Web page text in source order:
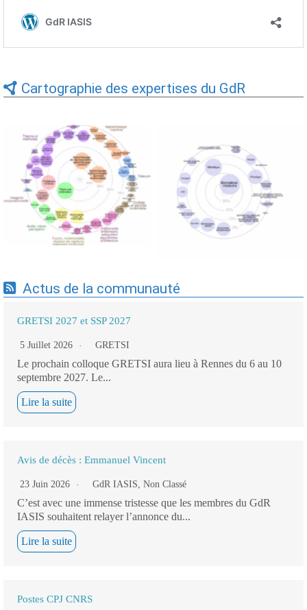
Cartographie des expertises du GdR
Expertises du GdR -
cartographie par Axes -
19/09/2025
Expertises du GdR -
cartographie par mots-clés
applicatifs - 19/09/2025
Actus de la communauté
GRETSI 2027 et SSP 2027
5 Juillet 2026 GRETSI
Le prochain colloque GRETSI aura lieu à Rennes du 6 au 10
septembre 2027. Le...
Lire la suite
Avis de décès : Emmanuel Vincent
23 Juin 2026 GdR IASIS, Non Classé
C’est avec une immense tristesse que les membres du GdR
IASIS souhaitent relayer l’annonce du...
Lire la suite
Postes CPJ CNRS